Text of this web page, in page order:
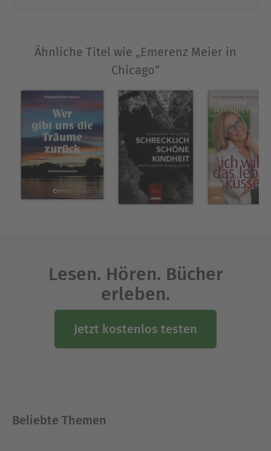
Ähnliche Titel wie „Emerenz Meier in
Chicago“
Lesen. Hören. Bücher
erleben.
Jetzt kostenlos testen
Beliebte Themen